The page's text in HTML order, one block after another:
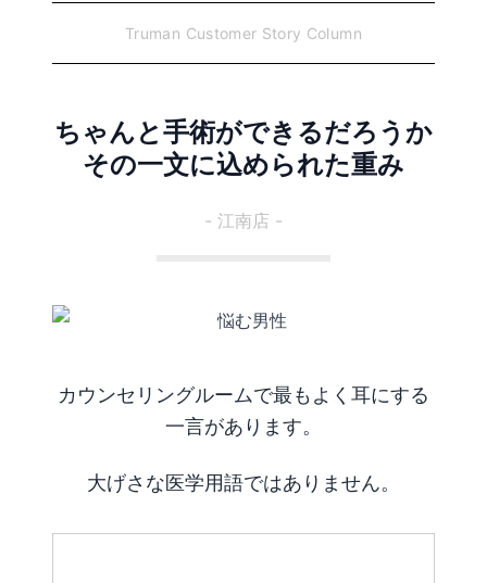
Truman Customer Story Column
ちゃんと手術ができるだろうか
その一文に込められた重み
- 江南店 -
カウンセリングルームで最もよく耳にする
一言があります。
大げさな医学用語ではありません。